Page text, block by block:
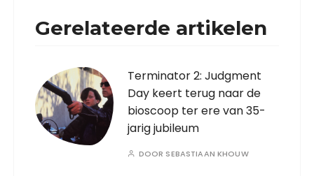
Gerelateerde artikelen
Terminator 2: Judgment
Day keert terug naar de
bioscoop ter ere van 35-
jarig jubileum
DOOR SEBASTIAAN KHOUW